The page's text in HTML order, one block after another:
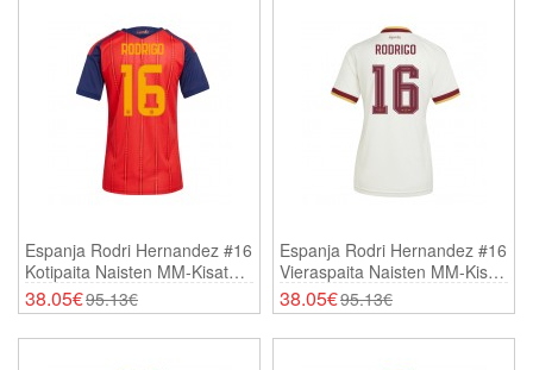
Espanja Rodri Hernandez #16
Kotipaita Naisten MM-Kisat
2026 Lyhythihainen
38.05€95.13€
Espanja Rodri Hernandez #16
Vieraspaita Naisten MM-Kisat
2026 Lyhythihainen
38.05€95.13€